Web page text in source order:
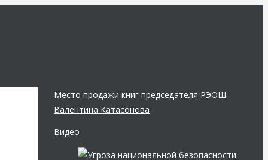
Место продажи книг председателя РЭОШ
Валентина Катасонова
Видео